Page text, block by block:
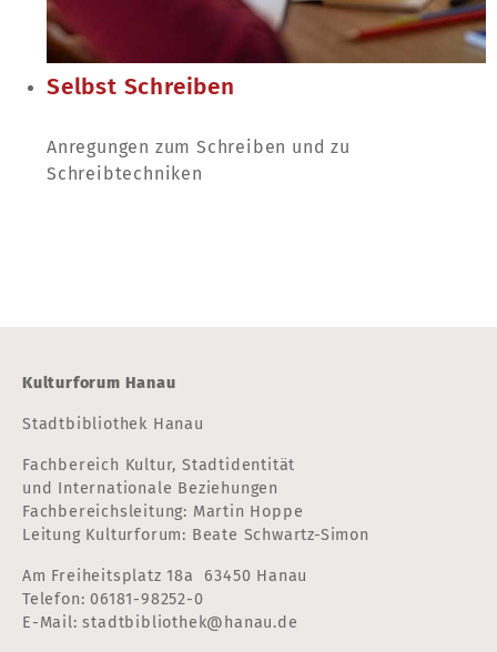
Selbst Schreiben
Anregungen zum Schreiben und zu
Schreibtechniken
Kulturforum Hanau
Stadtbibliothek Hanau
Fachbereich Kultur, Stadtidentität
und Internationale Beziehungen
Fachbereichsleitung: Martin Hoppe
Leitung Kulturforum: Beate Schwartz-Simon
Am Freiheitsplatz 18a 63450 Hanau
Telefon:06181-98252-0
E-Mail:stadtbibliothek@hanau.de